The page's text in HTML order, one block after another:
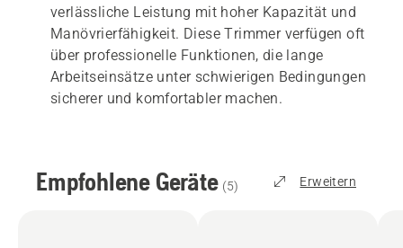
verlässliche Leistung mit hoher Kapazität und
Manövrierfähigkeit. Diese Trimmer verfügen oft
über professionelle Funktionen, die lange
Arbeitseinsätze unter schwierigen Bedingungen
sicherer und komfortabler machen.
Empfohlene Geräte (5) Erweitern